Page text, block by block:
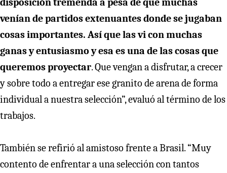
venían de partidos extenuantes donde se jugaban
cosas importantes. Así que las vi con muchas
ganas y entusiasmo y esa es una de las cosas que
queremos proyectar. Que vengan a disfrutar, a crecer
y sobre todo a entregar ese granito de arena de forma
individual a nuestra selección”, evaluó al término de los
trabajos.
También se refirió al amistoso frente a Brasil. “Muy
contento de enfrentar a una selección con tantos